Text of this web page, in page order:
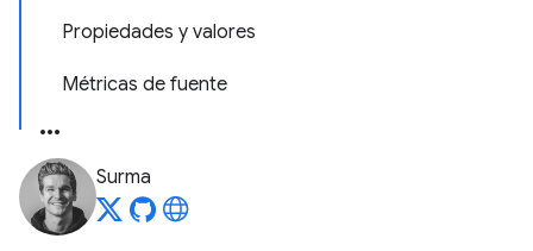
Propiedades y valores
Métricas de fuente
Surma